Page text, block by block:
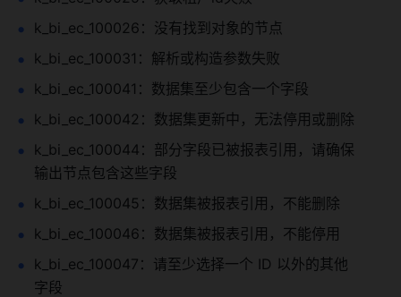
k_bi_ec_100026：没有找到对象的节点
k_bi_ec_100031：解析或构造参数失败
k_bi_ec_100041：数据集至少包含一个字段
k_bi_ec_100042：数据集更新中，无法停用或删除
k_bi_ec_100044：部分字段已被报表引用，请确保
输出节点包含这些字段
k_bi_ec_100045：数据集被报表引用，不能删除
k_bi_ec_100046：数据集被报表引用，不能停用
k_bi_ec_100047：请至少选择一个 ID 以外的其他
字段